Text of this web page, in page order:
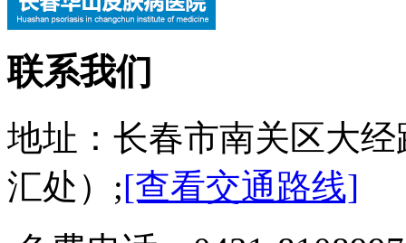
联系我们
地址：长春市南关区大
汇处）;[查看交通路线]